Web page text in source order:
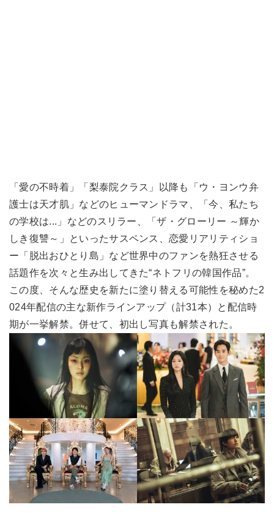
「愛の不時着」「梨泰院クラス」以降も「ウ・ヨンウ弁
護士は天才肌」などのヒューマンドラマ、「今、私たち
の学校は...」などのスリラー、「ザ・グローリー ～輝か
しき復讐～」といったサスペンス、恋愛リアリティショ
ー「脱出おひとり島」など世界中のファンを熱狂させる
話題作を次々と生み出してきた“ネトフリの韓国作品”。
この度、そんな歴史を新たに塗り替える可能性を秘めた2
024年配信の主な新作ラインアップ（計31本）と配信時
期が一挙解禁。併せて、初出し写真も解禁された。